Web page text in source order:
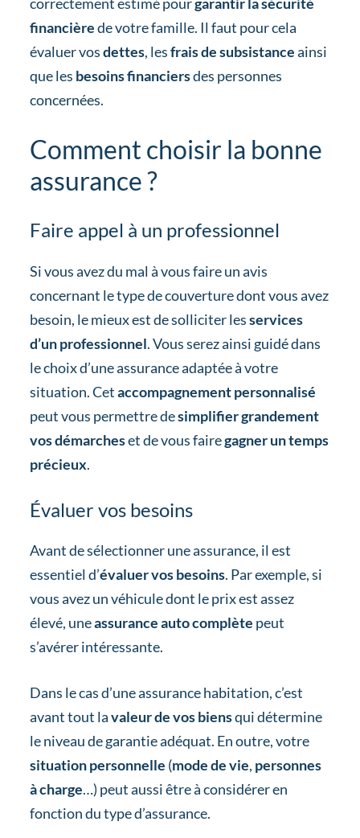
financièrede votre famille. Il faut pour cela
évaluer vosdettes, lesfrais de subsistanceainsi
que les besoins financiersdes personnes
concernées.
Comment choisir la bonne
assurance ?
Faire appel à un professionnel
Si vous avez du mal à vous faire un avis
concernant le type de couverture dont vous avez
besoin, le mieux est de solliciter lesservices
d’un professionnel. Vous serez ainsi guidé dans
le choix d’une assurance adaptée à votre
situation. Cetaccompagnement personnalisé
peut vous permettre desimplifier grandement
vos démarcheset de vous fairegagner un temps
précieux.
Évaluer vos besoins
Avant de sélectionner une assurance, il est
essentiel d’évaluer vos besoins. Par exemple, si
vous avez un véhicule dont le prix est assez
élevé, uneassurance auto complète peut
s’avérer intéressante.
Dans le cas d’une assurance habitation, c’est
avant tout lavaleur de vos biensqui détermine
le niveau de garantie adéquat. En outre, votre
situation personnelle (mode de vie, personnes
à charge…) peut aussi être à considérer en
fonction du type d’assurance.